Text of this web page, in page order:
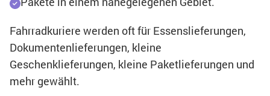
Fahrradkuriere werden oft für Essenslieferungen,
Dokumentenlieferungen, kleine
Geschenklieferungen, kleine Paketlieferungen und
mehr gewählt.